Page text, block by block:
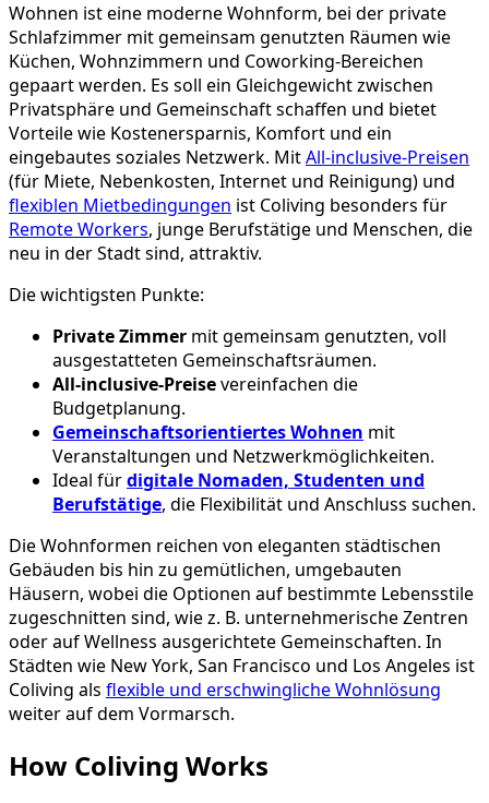
Wohnen ist eine moderne Wohnform, bei der private
Schlafzimmer mit gemeinsam genutzten Räumen wie
Küchen, Wohnzimmern und Coworking-Bereichen
gepaart werden. Es soll ein Gleichgewicht zwischen
Privatsphäre und Gemeinschaft schaffen und bietet
Vorteile wie Kostenersparnis, Komfort und ein
eingebautes soziales Netzwerk. MitAll-inclusive-Preisen
(für Miete, Nebenkosten, Internet und Reinigung) und
flexiblen Mietbedingungen ist Coliving besonders für
Remote Workers, junge Berufstätige und Menschen, die
neu in der Stadt sind, attraktiv.
Die wichtigsten Punkte:
Private Zimmer mit gemeinsam genutzten, voll
ausgestatteten Gemeinschaftsräumen.
All-inclusive-Preisevereinfachen die
Budgetplanung.
Gemeinschaftsorientiertes Wohnen mit
Veranstaltungen und Netzwerkmöglichkeiten.
Ideal fürdigitale Nomaden, Studenten und
Berufstätige, die Flexibilität und Anschluss suchen.
Die Wohnformen reichen von eleganten städtischen
Gebäuden bis hin zu gemütlichen, umgebauten
Häusern, wobei die Optionen auf bestimmte Lebensstile
zugeschnitten sind, wie z. B. unternehmerische Zentren
oder auf Wellness ausgerichtete Gemeinschaften. In
Städten wie New York, San Francisco und Los Angeles ist
Coliving als flexible und erschwingliche Wohnlösung
weiter auf dem Vormarsch.
How Coliving Works